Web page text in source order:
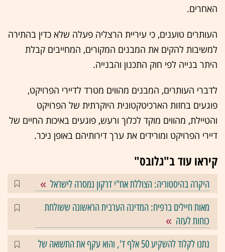
האחרים.
העותרים טוענים, כי עיריית הרצליה פעלה שלא כדין בהתירה
למשיבות להקים את המבנים המקורים, המחייבים קבלת
היתר בנייה לפי חוק התכנון והבנייה.
לדברי העותרים, המבנים מהווים מטרד לדיירי הפרויקט,
פוגעים בחזות הארכיטקטונית היוקרתית של הפרויקט
והטיילת, מהווים מוקד לכלוך ורעש, פוגעים באיכות החיים של
דיירי הפרויקט ומורידים את ערך דירותיהם באופן ניכר.
קיראו עוד ב"גלובס"
היקרה בהיסטוריה: הצוללת אח"י דרקון נמסרה לישראל
מאות חיילים ברפיח: המדינה הערבית הראשונה ששולחת
כוחות לעזה
נתנו לקלוד להשקיע 50 אלף ד', והוא עקף את התשואה של